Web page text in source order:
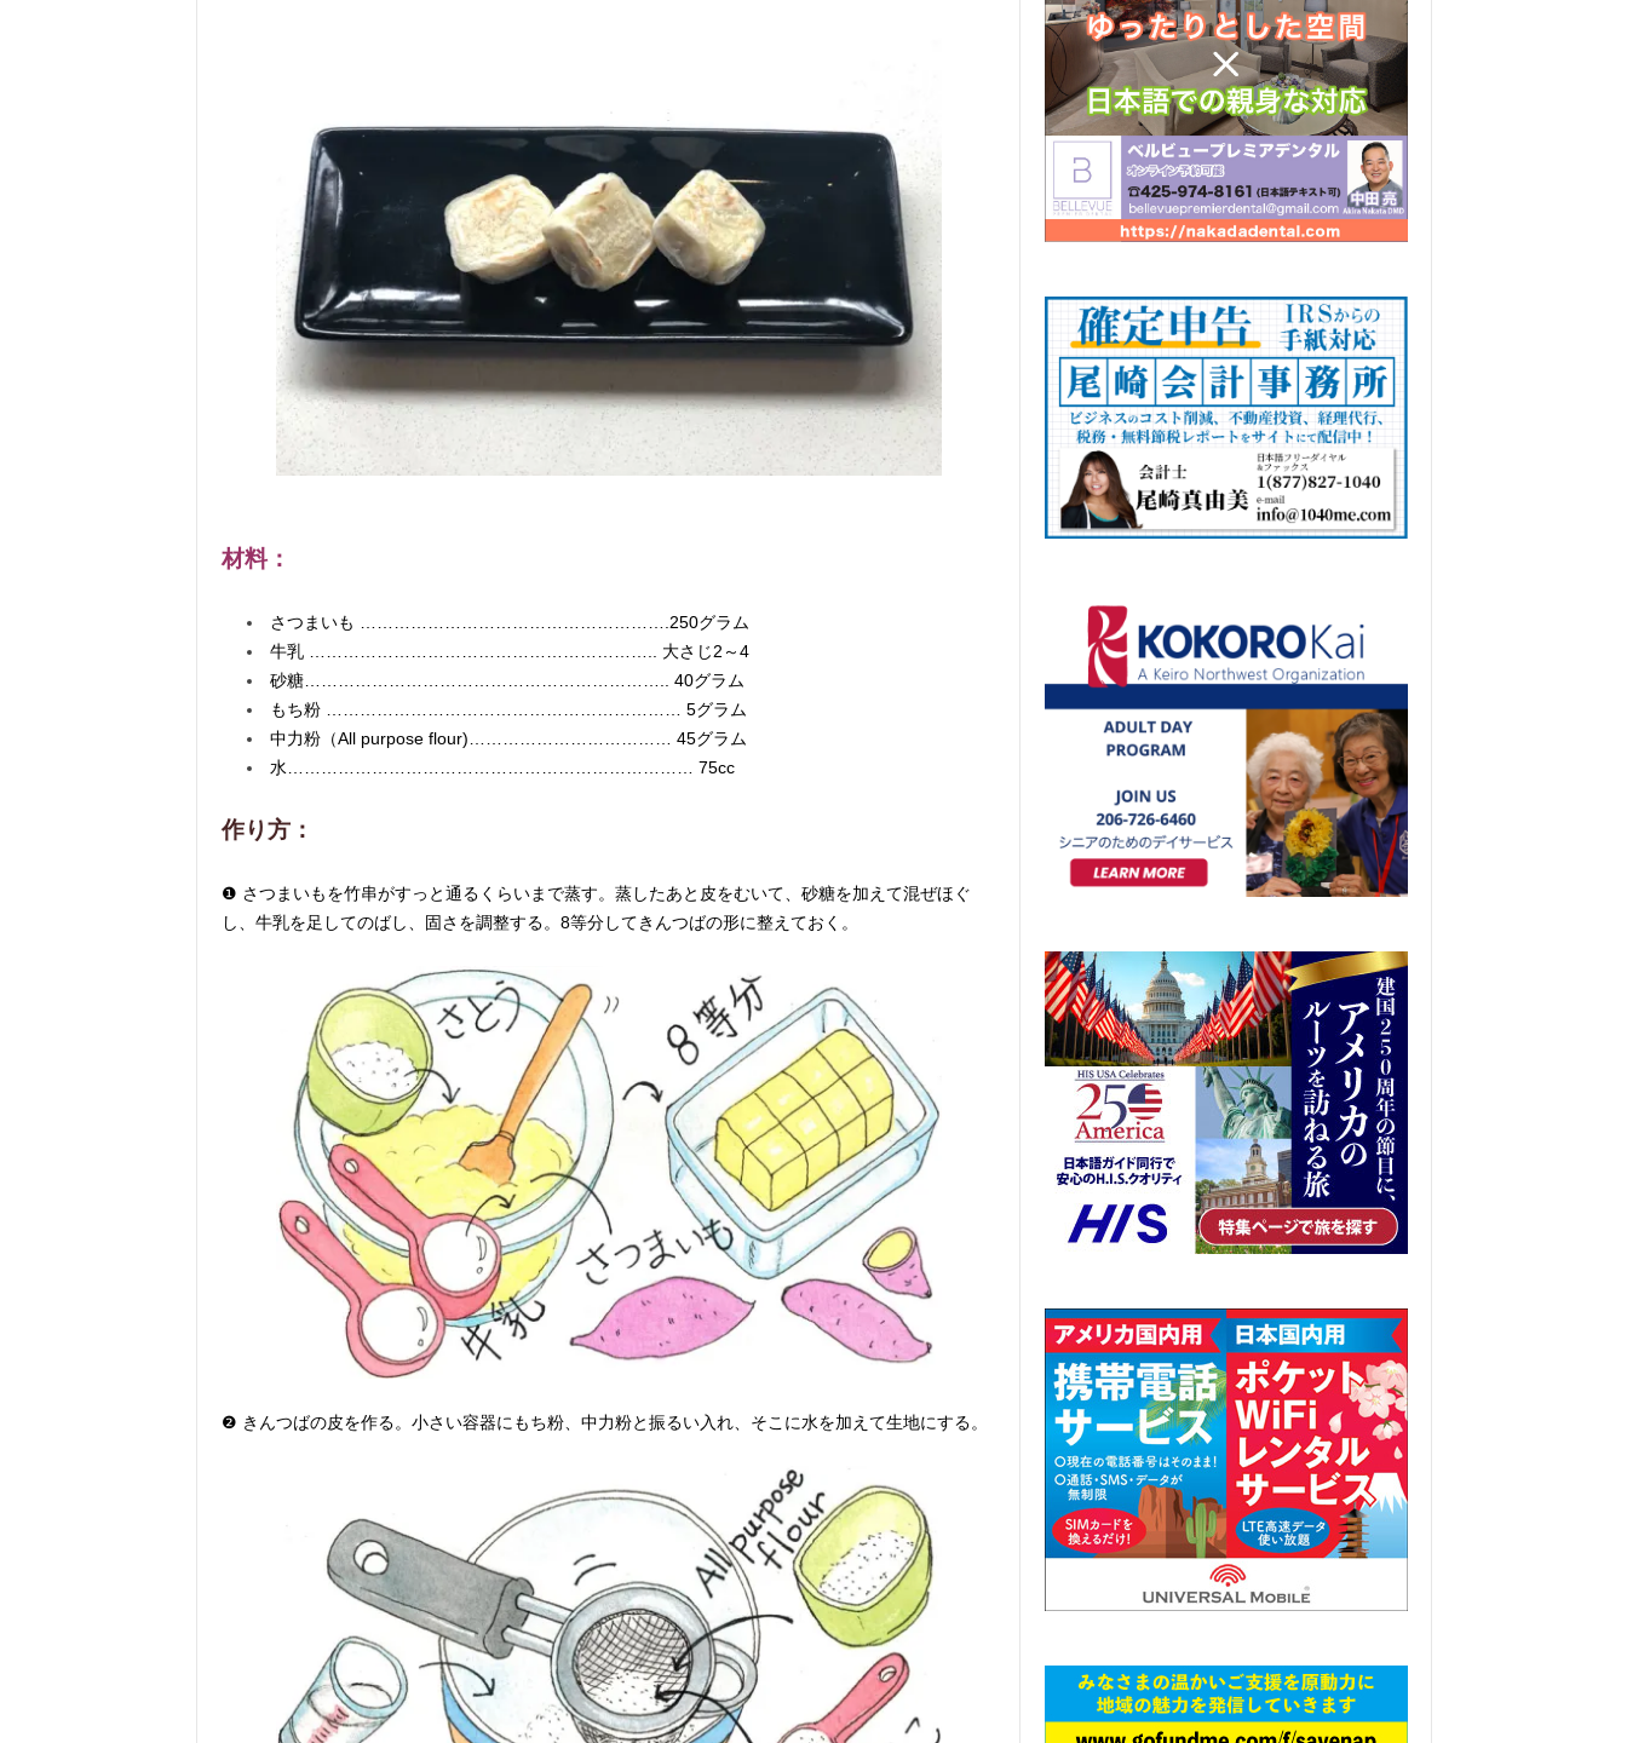
材料：
さつまいも ……………………………………………….250グラム
牛乳
…………………………………………………….. 大さじ2～4
砂糖……………………………………………………….. 40グラム
もち粉 ……………………………………………………… 5グラム
中力粉（All purpose flour)……………………………… 45グラム
水……………………………………………………………… 75cc
作り方：
❶ さつまいもを竹串がすっと通るくらいまで蒸す。蒸したあと皮をむいて、砂糖を加えて混ぜほぐ
し、牛乳を足してのばし、固さを調整する。8等分してきんつばの形に整えておく。
❷ きんつばの皮を作る。小さい容器にもち粉、中力粉と振るい入れ、そこに水を加えて生地にする。